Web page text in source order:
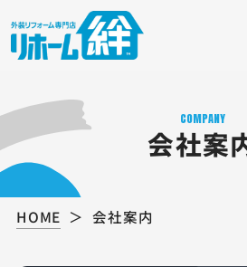
COMPANY
会社案
HOME 会社案内